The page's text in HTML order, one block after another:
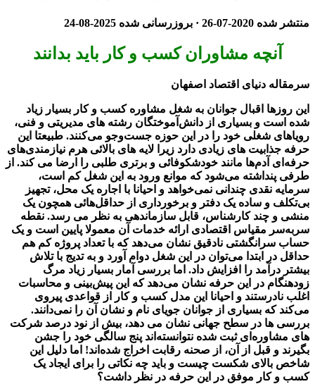
منتشر شده 2020-07-26 · بروزرسانی شده 2025-08-24
آنچه مشاوران کسب و کار باید بدانند
سرمقاله دنیای اقتصاد اصفهان
این روزها اقبال جوانان به شغل مشاوره کسب‌ و ‌کار بسیار زیاد
شده است و بسیاری از دانش‌آموختگان رشته های مدیریتی و فنی،
رویاهای شغلی خود را در این حوزه جست‌و‌جو می‌کنند. طبیعتا این
حرفه جذابیت های زیادی دارد زیرا لایه های بالائی هرم نیازمندی‌های
حرفه‌ای آدم‌ها مانند خود‌شکوفائی و برتری طلبی را ارضا می کند. از
طرفی پنداشته می‌شود که موانع ورود به این شغل کم است،
سرمایه نقدی چندانی نمی‌خواهد و احیانا با اجاره یک محل، تجهیز
بی‌تکلف و ساده یک دفتر و برخورداری از حداقل‌هائی همچون یک
منشی و چند کارشناس، قابل سازماندهی به نظر می رسد. نقطه
سر‌به‌سر مقیاس اقتصادی ارائه خدمات آن معمولا پایین است و یک
حساب سرانگشتی نادقیق نشان می‌دهد که با تعداد پروژه کم هم
حداقل در ابتدا می‌توان در این شغل دوام آورد و به تدیج با تلاش
بیشتر درآمد را افزایش داد. اما بررسی آمار بسیار زیاد مرگ
زودهنگام در این حرفه نشان می‌دهد که این پیش‌بینی و محاسبات
اغلب نادرستند و احیانا این مدل کسب و کار از قواعدی پیروی
می‌کند که بسیاری از جوانان جویای نام و نشان آن را نمی‌دانند.
بررسی ها در سطح جهانی نشان می دهد، بیش از نود درصد شرکت
های مشاوره‌ای ثبت شده نتوانسته‌اند پنج سالگی خود را جشن
بگیرند و قبل از آن، از صحنه رقابت اخراج شده‌اند! اما دلیل این
شاخص بالای شکست چیست و باید چه نکاتی را برای ایجاد یک
کسب و کار موفق در این حرفه در نظر داشت؟